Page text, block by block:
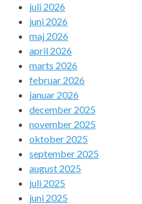
juli 2026
juni 2026
maj 2026
april 2026
marts 2026
februar 2026
januar 2026
december 2025
november 2025
oktober 2025
september 2025
august 2025
juli 2025
juni 2025